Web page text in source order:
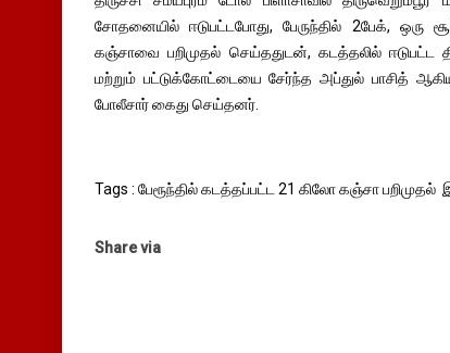
சோதனையில் ஈடுபட்டபோது, பேருந்தில் 2பேக், ஒரு
கஞ்சாவை பறிமுதல் செய்ததுடன், கடத்தலில் ஈடுபட்ட
மற்றும் பட்டுக்கோட்டையை சேர்ந்த அப்துல் பாசித்
போலீசார் கைது செய்தனர்.
Tags : பேரூந்தில் கடத்தப்பட்ட 21 கிலோ கஞ்சா பறிமுதல்
Share via